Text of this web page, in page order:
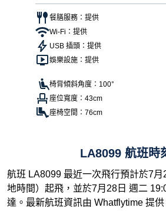
餐膳服務：提供
Wi-Fi：提供
USB 插頭：提供
娛樂設施：提供
椅背傾斜角度：100°
座位寬度：43cm
座椅空間：76cm
LA8099 航班時
航班 LA8099 最近一次飛行預計於7月
地時間）起飛，並於7月28日 週二
達。最新航班資訊由 Whatflytime 提供